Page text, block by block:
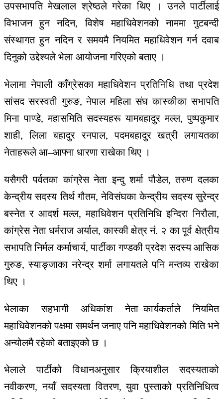
उपसभापति मेखलाल श्रेष्ठले गरेका थिए । उनले पार्टीलाई
विभाजन हुन नदिन, विशेष महाधिवेशनको नाममा गुटबन्दी
संस्थागत हुन नदिन र समयमै नियमित महाधिवेशन गर्न दवाब
दिनुको उद्देश्यले भेला आयोजना गरिएको बताए ।
भेलामा नेपाली काँग्रेसका महाधिवेशन प्रतिनिधि तथा प्रदेश
सांसद सरस्वती गुरुङ, नेपाल महिला संघ कास्कीका सभापति
मिना पाण्डे, महासमिति सदस्यहरू यामबहादुर मल्ल, पुष्पकुमार
शाही, लिला बहादुर रनपाल, पदमबहादुर खत्री लगायतका
नेताहरूले आ–आफ्ना धारणा राखेका थिए ।
यसैगरी पर्वतका कांग्रेस नेता इन्दु शर्मा पौडेल, तरुण दलका
केन्द्रीय सदस्य तिर्थ गौतम, नेविसंघका केन्द्रीय सदस्य सुरेन्द्र
बस्नेत र आदर्श मल्ल, महाधिवेशन प्रतिनिधि इन्दिरा निरौला,
कांग्रेस नेता धर्मराज अर्याल, कास्की क्षेत्र नं. २ का पूर्व क्षेत्रीय
सभापति निर्मल कर्माचार्य, पार्टीका गण्डकी प्रदेश सदस्य आसिक
गुरुङ, स्याङ्जाका नरेन्द्र शर्मा लगायतले पनि मन्तव्य राखेका
थिए ।
भेलाका सहभागी अधिकांश नेता–कार्यकर्ताले नियमित
महाधिवेशनको पक्षमा समर्थन जनाए पनि महाधिवेशनको मिति भने
अन्योलमै रहेको बताइएको छ ।
भेलाले पार्टीको विधानअनुसार क्रियाशील सदस्यताको
नवीकरण, नयाँ सदस्यता वितरण, युवा पुस्ताको प्रतिनिधित्व